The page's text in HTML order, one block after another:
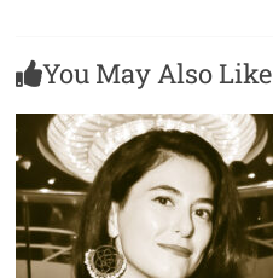
You May Also Like